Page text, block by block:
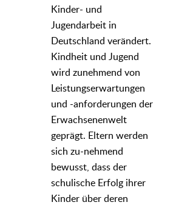
Kinder- und
Jugendarbeit in
Deutschland verändert.
Kindheit und Jugend
wird zunehmend von
Leistungserwartungen
und -anforderungen der
Erwachsenenwelt
geprägt. Eltern werden
sich zu-nehmend
bewusst, dass der
schulische Erfolg ihrer
Kinder über deren